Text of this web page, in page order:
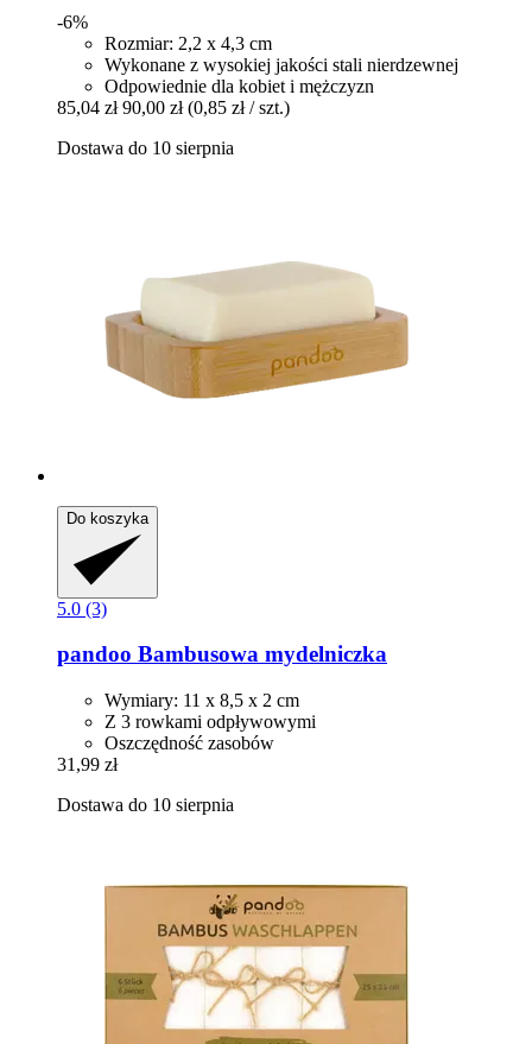
-6%
Rozmiar: 2,2 x 4,3 cm
Wykonane z wysokiej jakości stali nierdzewnej
Odpowiednie dla kobiet i mężczyzn
85,04 zł 90,00 zł (0,85 zł / szt.)
Dostawa do 10 sierpnia
Do koszyka
5.0 (3)
pandoo Bambusowa mydelniczka
Wymiary: 11 x 8,5 x 2 cm
Z 3 rowkami odpływowymi
Oszczędność zasobów
31,99 zł
Dostawa do 10 sierpnia